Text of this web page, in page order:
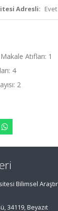
Adresli: Evet
Atıfları: 1
4
2
Bilimsel
34119, Beyazıt